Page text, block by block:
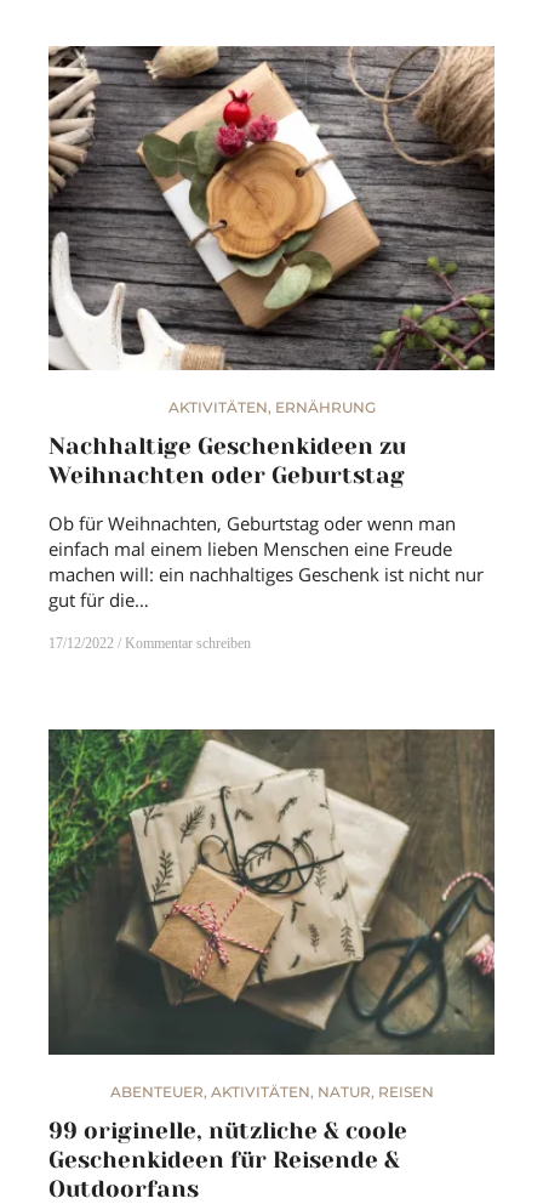
AKTIVITÄTEN, ERNÄHRUNG
Nachhaltige Geschenkideen zu
Weihnachten oder Geburtstag
Ob für Weihnachten, Geburtstag oder wenn man
einfach mal einem lieben Menschen eine Freude
machen will: ein nachhaltiges Geschenk ist nicht nur
gut für die…
17/12/2022 Kommentar schreiben
ABENTEUER, AKTIVITÄTEN, NATUR, REISEN
99 originelle, nützliche & coole
Geschenkideen für Reisende &
Outdoorfans